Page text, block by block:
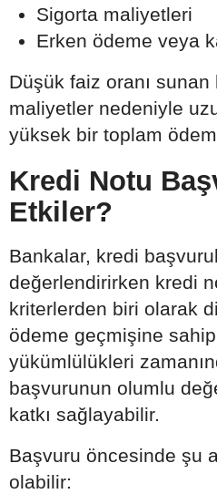
Sigorta maliyetleri
Erken ödeme veya
Düşük faiz oranı
maliyetler nedeniyle
yüksek bir toplam
Kredi Notu
Etkiler?
Bankalar, kredi
değerlendirirken kredi
kriterlerden biri olarak
ödeme geçmişine
yükümlülükleri
başvurunun olumlu
katkı sağlayabilir.
Başvuru öncesinde şu
olabilir: